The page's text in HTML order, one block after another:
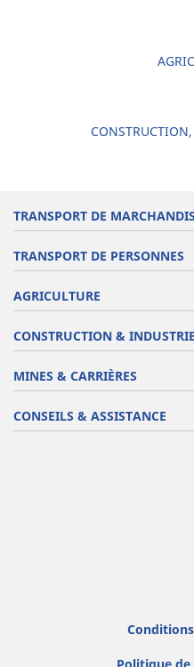
TRANSPORT DE
TRANSPORT DE PERSONNES
AGRICULTURE
CONSTRUCTION & INDUSTRIE
MINES & CARRIÈRES
CONSEILS & ASSISTANCE